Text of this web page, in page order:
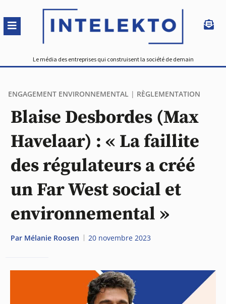
Le média des entreprises qui construisent la société de demain
ENGAGEMENT ENVIRONNEMENTAL | RÈGLEMENTATION
Blaise Desbordes (Max
Havelaar) : « La faillite
des régulateurs a créé
un Far West social et
environnemental »
Par Mélanie Roosen 20 novembre 2023